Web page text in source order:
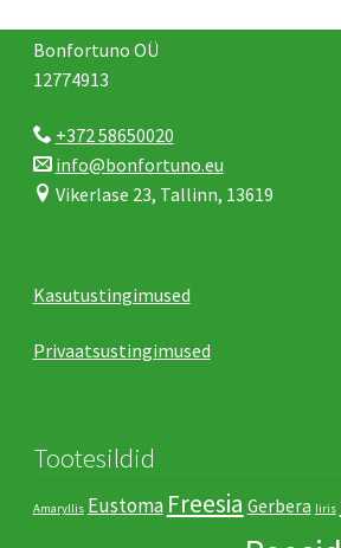
Bonfortuno OÜ
12774913
+372 58650020
info@bonfortuno.eu
Vikerlase 23, Tallinn, 13619
Kasutustingimused
Privaatsustingimused
Tootesildid
Amaryllis Eustoma Freesia Gerbera Iiris